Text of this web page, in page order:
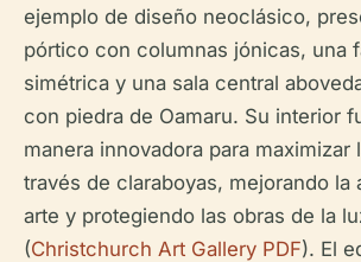
ejemplo de diseño neoclásico,
pórtico con columnas jónicas, una
simétrica y una sala central
con piedra de Oamaru. Su interior
manera innovadora para maximizar
través de claraboyas, mejorando la
arte y protegiendo las obras de la
(Christchurch Art Gallery PDF). El